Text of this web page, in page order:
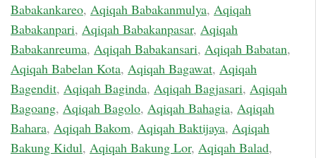
Babakankareo, Aqiqah Babakanmulya, Aqiqah
Babakanpari, Aqiqah Babakanpasar, Aqiqah
Babakanreuma, Aqiqah Babakansari, Aqiqah Babatan,
Aqiqah Babelan Kota, Aqiqah Bagawat, Aqiqah
Bagendit, Aqiqah Baginda, Aqiqah Bagjasari, Aqiqah
Bagoang, Aqiqah Bagolo, Aqiqah Bahagia, Aqiqah
Bahara, Aqiqah Bakom, Aqiqah Baktijaya, Aqiqah
Bakung Kidul, Aqiqah Bakung Lor, Aqiqah Balad,